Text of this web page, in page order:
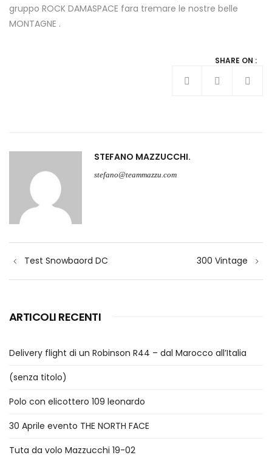
gruppo ROCK DAMASPACE fara tremare le nostre belle
MONTAGNE .
SHARE ON :
STEFANO MAZZUCCHI
stefano@teammazzu.com
articoli
Test Snowbaord DC 300 Vintage
ARTICOLI RECENTI
Delivery flight di un Robinson R44 – dal Marocco all’Italia
(senza titolo)
Polo con elicottero 109 leonardo
30 Aprile evento THE NORTH FACE
Tuta da volo Mazzucchi 19-02